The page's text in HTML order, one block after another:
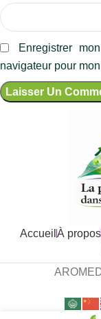
Enregistrer
navigateur pour
Accueil À propos